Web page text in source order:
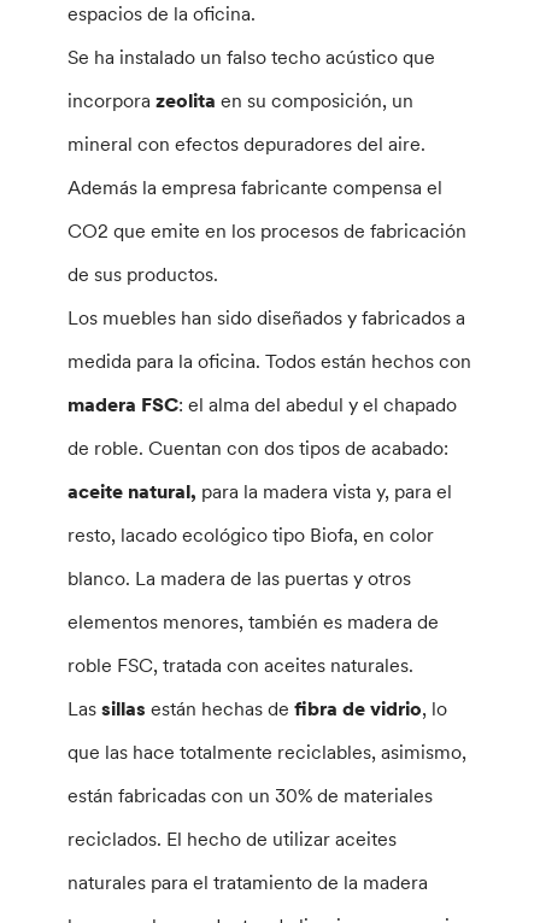
espacios de la oficina.
Se ha instalado un falso techo acústico que
incorporazeolitaen su composición, un
mineral con efectos depuradores del aire.
Además la empresa fabricante compensa el
CO2 que emite en los procesos de fabricación
de sus productos.
Los muebles han sido diseñados y fabricados a
medida para la oficina. Todos están hechos con
madera FSC: el alma del abedul y el chapado
de roble. Cuentan con dos tipos de acabado:
aceite natural, para la madera vista y, para el
resto, lacado ecológico tipo Biofa, en color
blanco. La madera de las puertas y otros
elementos menores, también es madera de
roble FSC, tratada con aceites naturales.
Lassillas están hechas defibra de vidrio, lo
que las hace totalmente reciclables, asimismo,
están fabricadas con un 30% de materiales
reciclados. El hecho de utilizar aceites
naturales para el tratamiento de la madera